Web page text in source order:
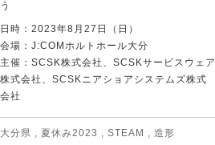
う
日時：2023年8月27日（日）
会場：J:COMホルトホール大分
主催：SCSK株式会社、SCSKサービスウェア
株式会社、SCSKニアショアシステムズ株式
会社
大分県 , 夏休み2023 , STEAM , 造形